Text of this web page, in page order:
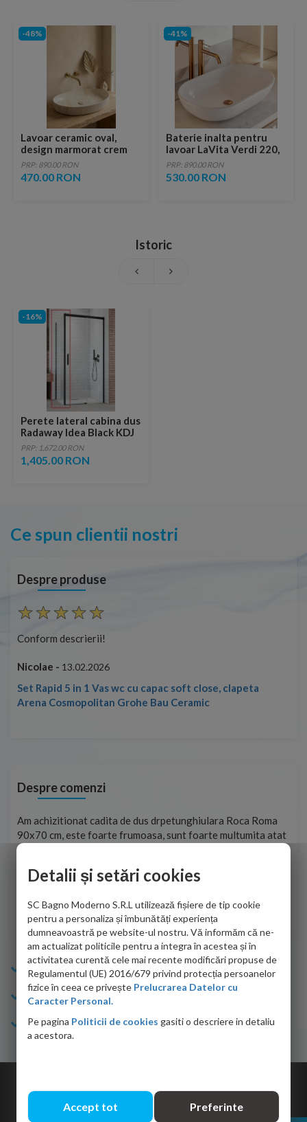
-48%
Lavoar ceramic oval,
design marmorat crem
lucios cu vene aurii,
ventil inclus
PRP: 890.00 RON
470.00 RON
-41%
Baterie inalta pentru
lavoar LaVita Verdi 220,
fara ventil, brushed
copper
PRP: 890.00 RON
530.00 RON
Istoric
-16%
Perete lateral cabina dus
Radaway Idea Black KDJ
stanga 80 x H200.5 cm
profil negru mat
PRP: 1,672.00 RON
1,405.00 RON
Ce spun clientii nostri
Despre produse
Conform descrierii!
Nicolae - 13.02.2026
Set Rapid 5 in 1 Vas wc cu capac soft close, clapeta
Arena Cosmopolitan Grohe Bau Ceramic
Despre comenzi
Am achizitionat cadita de dus drpetunghiulara Roca Roma
90x70 cm, este foarte frumoasa, sunt foarte multumita atat
de personalul firmei dvs. cu care am colaborat in obtinerea
adus coletul in siguranta.Numai bine, va doresc!
Sofrone Viviana -28.07.2026
Info Bagno
Cumparaturi
Suport clienti
Detalii și setări cookies
SC Bagno Moderno S.R.L utilizează fișiere de tip cookie
pentru a personaliza și îmbunătăți experiența
dumneavoastră pe website-ul nostru. Vă informăm că ne-
am actualizat politicile pentru a integra în acestea și în
activitatea curentă cele mai recente modificări propuse de
Regulamentul (UE) 2016/679 privind protecția persoanelor
fizice în ceea ce privește Prelucrarea Datelor cu
Caracter Personal.
Pe pagina Politicii de cookies gasiti o descriere in detaliu
a acestora.
Accept tot Preferinte